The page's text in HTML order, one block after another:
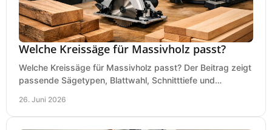
Welche Kreissäge für Massivholz passt?
Welche Kreissäge für Massivholz passt? Der Beitrag zeigt
passende Sägetypen, Blattwahl, Schnitttiefe und
26. Juni 2026